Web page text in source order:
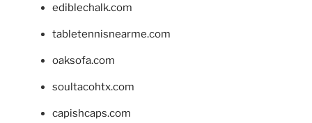
ediblechalk.com
tabletennisnearme.com
oaksofa.com
soultacohtx.com
capishcaps.com